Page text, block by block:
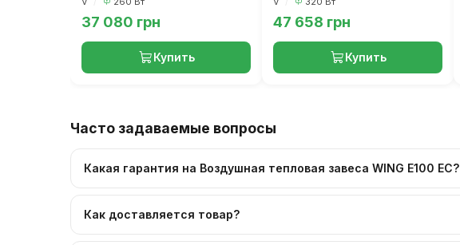
37 080 грн
Купить
47 658 грн
Купить
Часто задаваемые вопросы
Какая гарантия на Воздушная тепловая завеса WING E100 EC?
Как доставляется товар?